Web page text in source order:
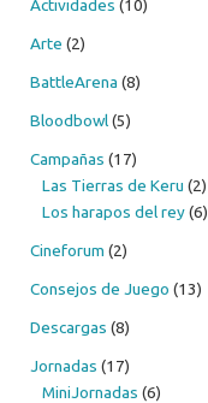
Actividades (10)
Arte (2)
BattleArena (8)
Bloodbowl(5)
Campañas (17)
Las Tierras de Keru (2)
Los harapos del rey(6)
Cineforum (2)
Consejos de Juego (13)
Descargas (8)
Jornadas (17)
MiniJornadas (6)